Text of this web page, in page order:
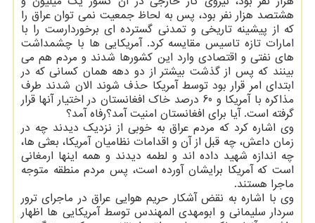
هشتصد هزار نفر بود، پس به لحاظ جمعیت نمی توان عراق را
كه از پیشینه تاریخی و تمدنی گسترده ای برخوردارست را با
امارات تازه تاسیس مقایسه كرد. آمریكایی ها با چشمداشت
های نفتی و اقتصادی وارد این كشورها شدند و مردم هم می
بینند كه پس از گذشت بیشتر از دو دهه همان كسانی كه در
ابتدای امر قرار بود توسط آمریكا حذف شوند الان شدند طرف
مذاكره با آمریكا و 60 درصد خاك افغانستان در اختیار آنها قرار
گرفته است. آیا برای افغانستان امنیت آمد؟رفاه آمد؟
وی اشاره كرد كه مردم عراق به خوبی از نزدیك دیدند چه در
زمان داعش، چه قبل از آن و اقدامات نظامیان آمریكا، بعثی ها،
چه اندازه شهید داده اند و لطمه دیدند و همه اینها ارمغانی
است كه آمریكا برایشان آورده است، پس مردم منطقه متوجه
ماجرا هستند.
وی با اشاره به نقض آشكار حریم هوایی عراق در ماجرای ترور
سردار سلیمانی و ابومهدی المهندس توسط آمریكایی ها اظهار